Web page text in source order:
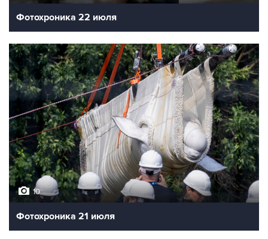
Фотохроника 22 июля
10
Фотохроника 21 июля